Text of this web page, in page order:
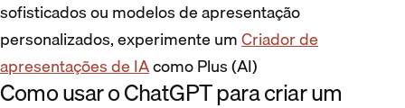
sofisticados ou modelos de apresentação
personalizados, experimente umCriador de
apresentações de IAcomo Plus (AI)
Como usar o ChatGPT para criar um